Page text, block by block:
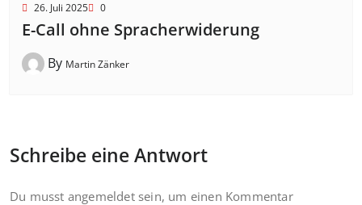
26. Juli 2025 0
E-Call ohne Spracherwiderung
By Martin Zänker
Schreibe eine Antwort
Du musst angemeldetsein, um einen Kommentar